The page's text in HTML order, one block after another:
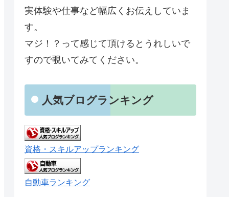
実体験や仕事など幅広くお伝えしていま
す。
マジ！？って感じて頂けるとうれしいで
すので覗いてみてください。
人気ブログランキング
資格・スキルアップランキング
自動車ランキング